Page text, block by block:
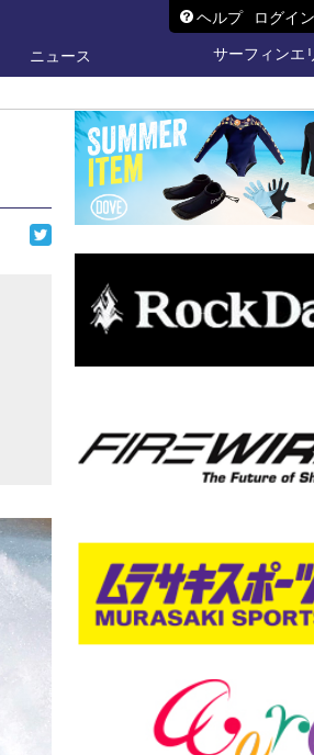
ヘルプ ログイ
ニュース
サーフィンエ